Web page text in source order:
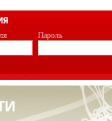
Пароль